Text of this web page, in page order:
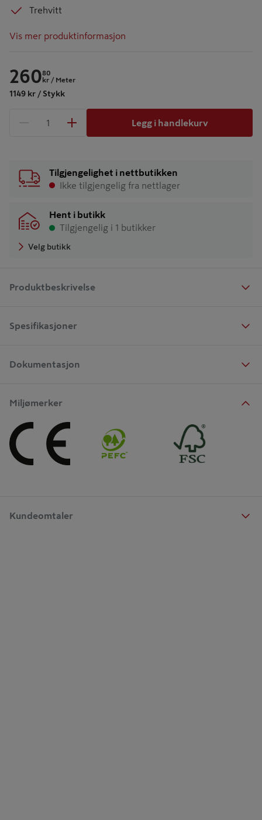
Trehvitt
Vis mer produktinformasjon
26080
kr / Meter
1149 kr / Stykk
1 produkter
Legg i handlekurv
Tilgjengelighet i nettbutikken
Ikke tilgjengelig fra nettlager
Hent i butikk
Tilgjengelig i 1 butikker
Velg butikk
Produktbeskrivelse
Spesifikasjoner
Dokumentasjon
Miljømerker
Kundeomtaler